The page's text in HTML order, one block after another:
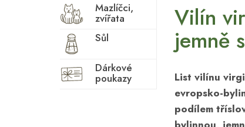
Mazlíčci,
zvířata
Sůl
Dárkové
poukazy
Vilín
jemně
List vilínu
evropsko-
podílem